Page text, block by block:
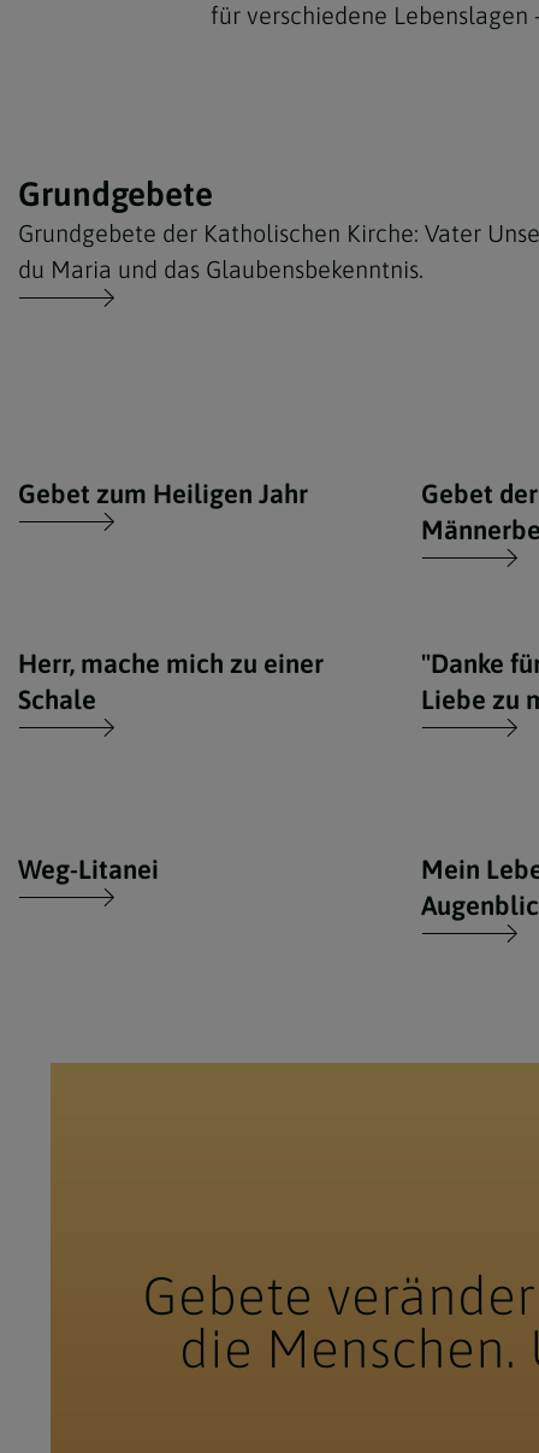
für verschiedene
Grundgebete
Grundgebete der Katholischen Kirche: Vater
du Maria und das Glaubensbekenntnis.
Gebet zum Heiligen Jahr
Gebet
Herr, mache mich zu einer
Schale
"Danke
Liebe zu
Weg-Litanei
Mein
Gebete
die